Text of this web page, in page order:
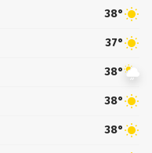
38°
37°
38°
38°
38°